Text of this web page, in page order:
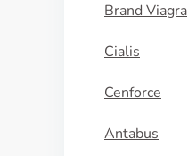
Brand Viagra
Cialis
Cenforce
Antabus